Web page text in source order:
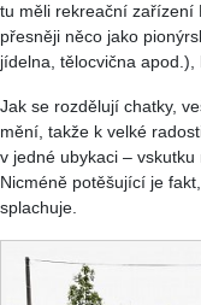
tu měli rekreační zařízení
přesněji něco jako
jídelna, tělocvična
Jak se rozdělují chatky,
mění, takže k velké
v jedné ubykaci –
Nicméně potěšující je
splachuje.